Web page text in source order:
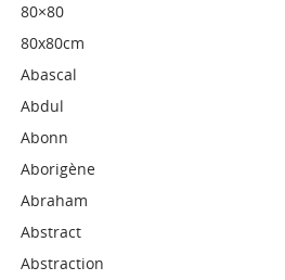
80×80
80x80cm
Abascal
Abdul
Abonn
Aborigène
Abraham
Abstract
Abstraction